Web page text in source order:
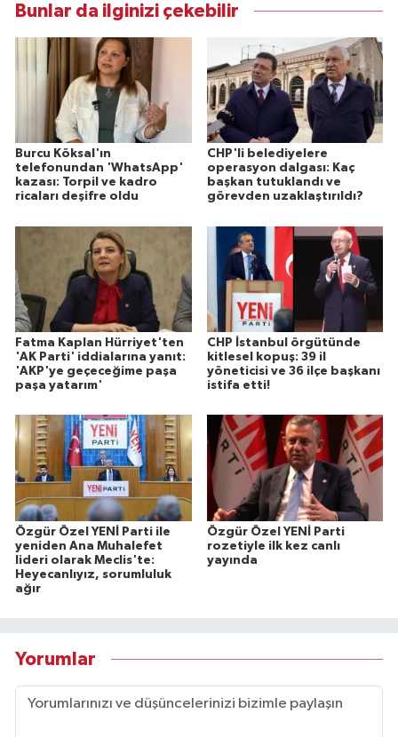
Bunlar da ilginizi çekebilir
Burcu Köksal'ın
telefonundan 'WhatsApp'
kazası: Torpil ve kadro
ricaları deşifre oldu
CHP'li belediyelere
operasyon dalgası: Kaç
başkan tutuklandı ve
görevden uzaklaştırıldı?
Fatma Kaplan Hürriyet'ten
'AK Parti' iddialarına yanıt:
'AKP'ye geçeceğime paşa
paşa yatarım'
CHP İstanbul örgütünde
kitlesel kopuş: 39 il
yöneticisi ve 36 ilçe başkanı
istifa etti!
Özgür Özel YENİ Parti ile
yeniden Ana Muhalefet
lideri olarak Meclis'te:
Heyecanlıyız, sorumluluk
ağır
Özgür Özel YENİ Parti
rozetiyle ilk kez canlı
yayında
Yorumlar